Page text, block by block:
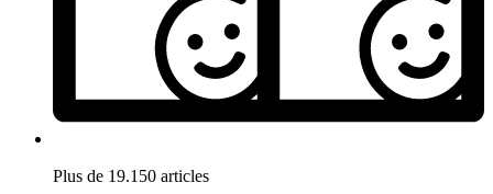
Plus de 19.150 articles